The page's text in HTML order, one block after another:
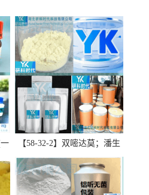
【58-32-2】双嘧达莫；潘生
丁-精品科研试剂-湖北研科时
代科技-“研”无止境;“科”学创
新！支持三方验证；支持定